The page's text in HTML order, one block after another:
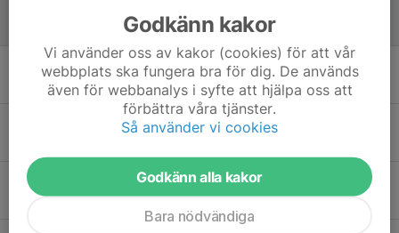
20 maj, 16:59 0
Ny lokal och nya träningstider!
27 jan, 21:53 0
Fritidskortet - för barn mellan 8-16 år
Gradering 28/5
29 apr 2025 0
Godkänn kakor
Vi använder oss av kakor (cookies) för att vår
webbplats ska fungera bra för dig. De används
även för webbanalys i syfte att hjälpa oss att
förbättra våra tjänster.
Så använder vi cookies
Godkänn alla kakor
Bara nödvändiga